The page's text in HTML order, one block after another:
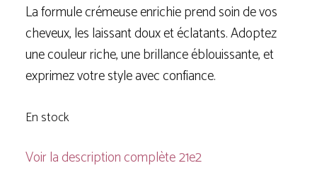
La formule crémeuse enrichie prend soin de vos
cheveux, les laissant doux et éclatants. Adoptez
une couleur riche, une brillance éblouissante, et
exprimez votre style avec confiance.
En stock
Voir la description complète